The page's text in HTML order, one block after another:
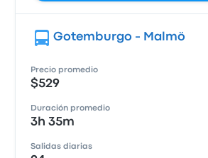
Gotemburgo - Malmö
Precio promedio
$529
Duración promedio
3h 35m
Salidas diarias